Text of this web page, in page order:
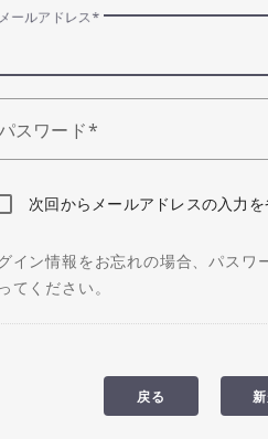
メールアドレス
スワード
次回からメールアドレスの入力を
イン情報をお忘れの場合、パスワ
てください。
戻る